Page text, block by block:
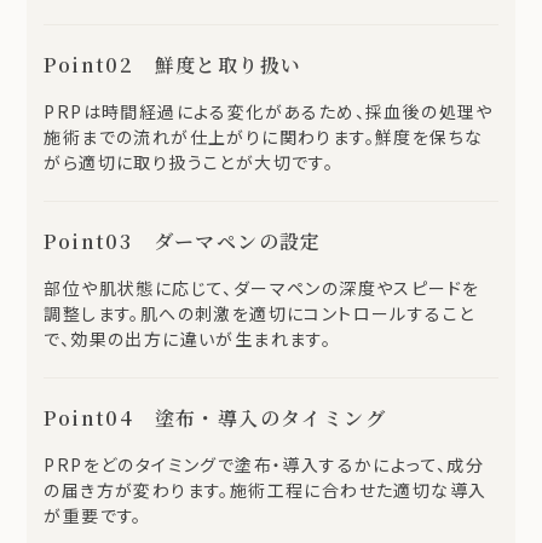
Point02 鮮度と取り扱い
PRPは時間経過による変化があるため、採血後の処理や
施術までの流れが仕上がりに関わります。鮮度を保ちな
がら適切に取り扱うことが大切です。
Point03 ダーマペンの設定
部位や肌状態に応じて、ダーマペンの深度やスピードを
調整します。肌への刺激を適切にコントロールすること
で、効果の出方に違いが生まれます。
Point04 塗布・導入のタイミング
PRPをどのタイミングで塗布・導入するかによって、成分
の届き方が変わります。施術工程に合わせた適切な導入
が重要です。